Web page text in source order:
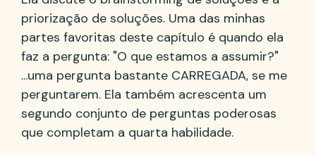
priorização de soluções. Uma das minhas
partes favoritas deste capítulo é quando ela
faz a pergunta: "O que estamos a assumir?"
...uma pergunta bastante CARREGADA, se me
perguntarem. Ela também acrescenta um
segundo conjunto de perguntas poderosas
que completam a quarta habilidade.